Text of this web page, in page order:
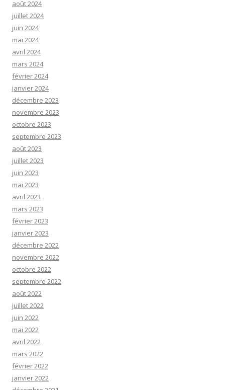
août 2024
juillet 2024
juin 2024
mai 2024
avril 2024
mars 2024
février 2024
janvier 2024
décembre 2023
novembre 2023
octobre 2023
septembre 2023
août 2023
juillet 2023
juin 2023
mai 2023
avril 2023
mars 2023
février 2023
janvier 2023
décembre 2022
novembre 2022
octobre 2022
septembre 2022
août 2022
juillet 2022
juin 2022
mai 2022
avril 2022
mars 2022
février 2022
janvier 2022